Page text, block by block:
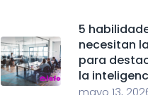
5
necesitan
para
la
mayo 13,